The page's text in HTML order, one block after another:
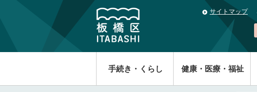
サイトマップ
手続き・くらし 健康・医療・福祉